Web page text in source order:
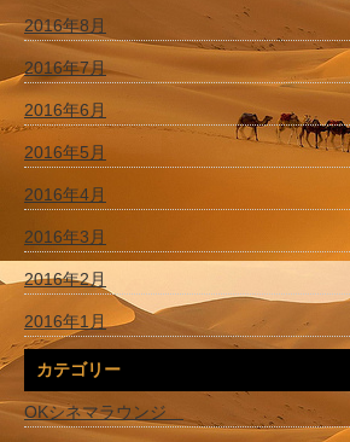
2016年8月
2016年7月
2016年6月
2016年5月
2016年4月
2016年3月
2016年2月
2016年1月
カテゴリー
OKシネマラウンジ